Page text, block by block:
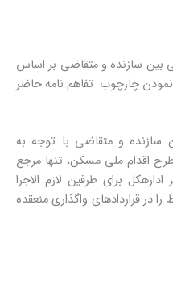
بین سازنده و متقاضی بر اساس
نمودن چارچوب تفاهم نامه حاضر
سازنده و متقاضی با توجه به
اقدام ملی مسکن، تنها مرجع
برای طرفین لازم الاجرا
در قراردادهای واگذاری منعقده